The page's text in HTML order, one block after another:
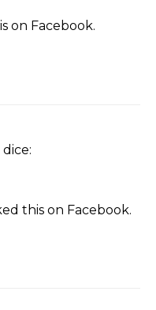
on Facebook.
dice:
this on Facebook.